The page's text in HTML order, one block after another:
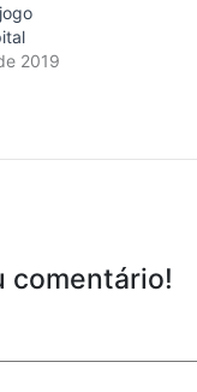
2019
comentário!